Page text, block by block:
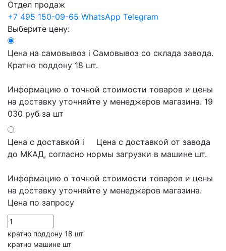
Отдел продаж
+7 495 150-09-65 WhatsApp Telegram
Выберите цену:
Цена на самовывоз i Самовывоз со склада завода.
Кратно поддону 18 шт.
Информацию о точной стоимости товаров и цены
на доставку уточняйте у менеджеров магазина. 19
030 руб за шт
Цена с доставкой i
Цена с доставкой от завода
до МКАД, согласно нормы загрузки в машине шт.
Информацию о точной стоимости товаров и цены
на доставку уточняйте у менеджеров магазина.
Цена по запросу
кратно поддону 18 шт
кратно машине шт